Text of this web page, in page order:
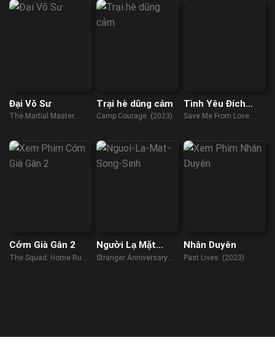
Đại Võ Sư
The Martial Master
Trại hè dũng cảm
Camp Courage (2023)
Tình Yêu Đích
Thực
Save Me From Love
Cớm Già Gân 2
The Squad: Home Run
Người Lạ Mặt
Song Sinh
Stranger Anniversary
Nhân Duyên
Past Lives (2023)